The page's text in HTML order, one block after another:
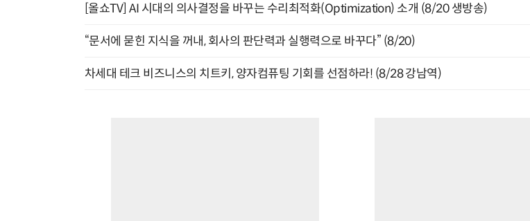
[올쇼TV] AI 시대의 의사결정을 바꾸는 수리최적화(Optimization) 소개 (8/20 생방송)
“문서에 묻힌 지식을 꺼내, 회사의 판단력과 실행력으로 바꾸다” (8/20)
차세대 테크 비즈니스의 치트키, 양자컴퓨팅 기회를 선점하라! (8/28 강남역)